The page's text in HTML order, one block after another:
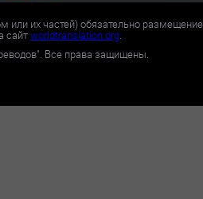
или их частей) обязательно размещение
сайтworldtranslation.org.
Все права защищены.